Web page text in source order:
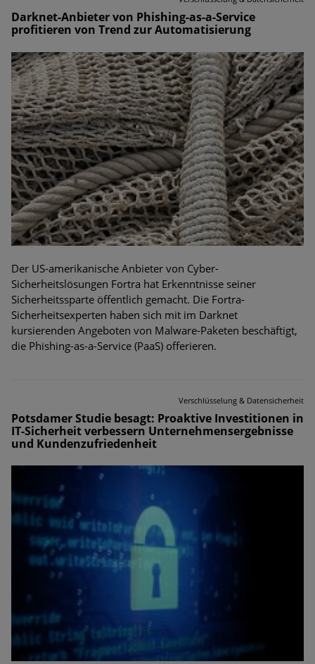
Darknet-Anbieter von Phishing-as-a-Service
profitieren von Trend zur Automatisierung
Der US-amerikanische Anbieter von Cyber-
Sicherheitslösungen Fortra hat Erkenntnisse seiner
Sicherheitssparte öffentlich gemacht. Die Fortra-
Sicherheitsexperten haben sich mit im Darknet
kursierenden Angeboten von Malware-Paketen beschäftigt,
die Phishing-as-a-Service (PaaS) offerieren.
Verschlüsselung & Datensicherheit
Potsdamer Studie besagt: Proaktive Investitionen in
IT-Sicherheit verbessern Unternehmensergebnisse
und Kundenzufriedenheit